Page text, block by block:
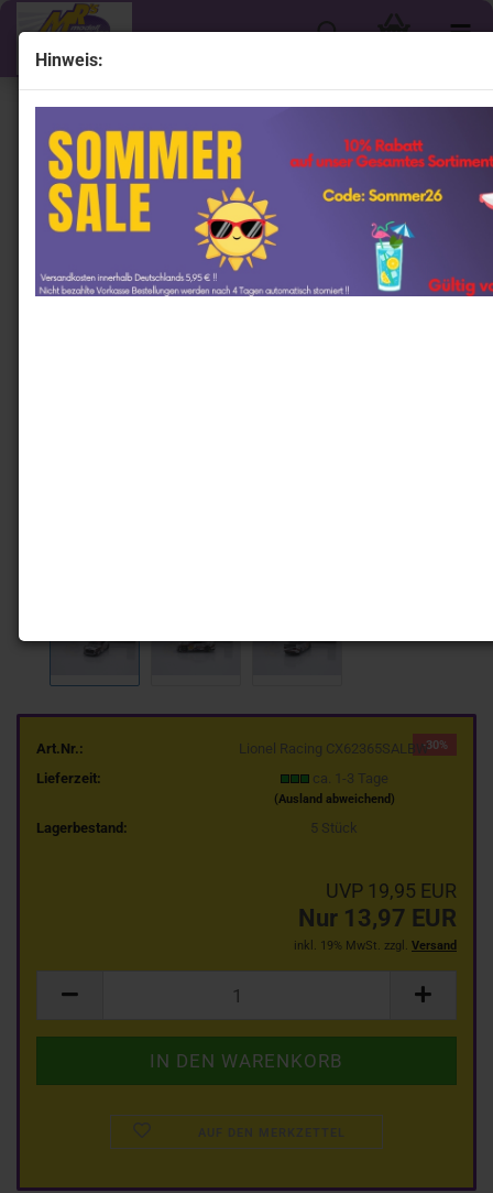
Hinweis:
« Erster « zurück weiter »
Letzter »
1134
Artikel in dieser Kategorie
Lionel Racing CX62365SALBW # Ford Mustang
NASCAR 2023 " Brad Keselowski - Castrol Edge Salutes
/ Patriotic " Foil Number " " 1:64
-30%
Art.Nr.:
Lionel Racing CX62365SALBW
Lieferzeit:
ca. 1-3 Tage
(Ausland abweichend)
Lagerbestand: 5 Stück
UVP 19,95 EUR
Nur 13,97 EUR
inkl. 19% MwSt. zzgl. Versand
AUF DEN MERKZETTEL